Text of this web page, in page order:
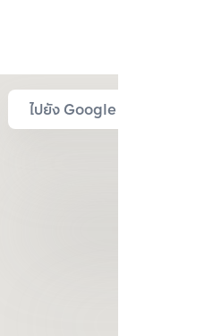
ไปยัง Google Map